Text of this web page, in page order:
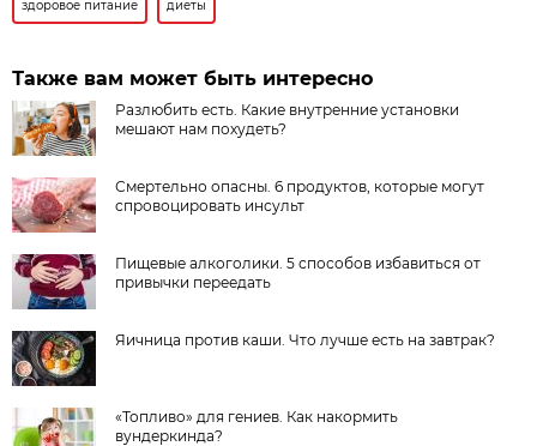
здоровое питание диеты
Также вам может быть интересно
Разлюбить есть. Какие внутренние установки
мешают нам похудеть?
Смертельно опасны. 6 продуктов, которые могут
спровоцировать инсульт
Пищевые алкоголики. 5 способов избавиться от
привычки переедать
Яичница против каши. Что лучше есть на завтрак?
«Топливо» для гениев. Как накормить
вундеркинда?